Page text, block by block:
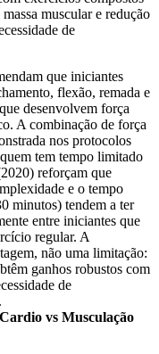
muscular e redução
de
que iniciantes
flexão, remada e
desenvolvem força
A combinação de força
nos protocolos
tem tempo limitado
reforçam que
e o tempo
minutos) tendem a ter
entre iniciantes que
regular. A
não uma limitação:
ganhos robustos com
de
vs Musculação